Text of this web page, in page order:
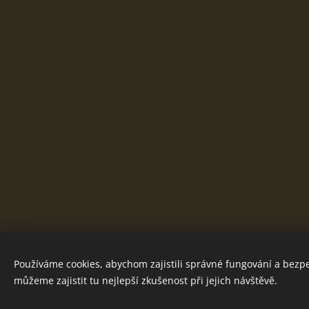
Používáme cookies, abychom zajistili správné fungování a
můžeme zajistit tu nejlepší zkušenost při jejich návštěvě.